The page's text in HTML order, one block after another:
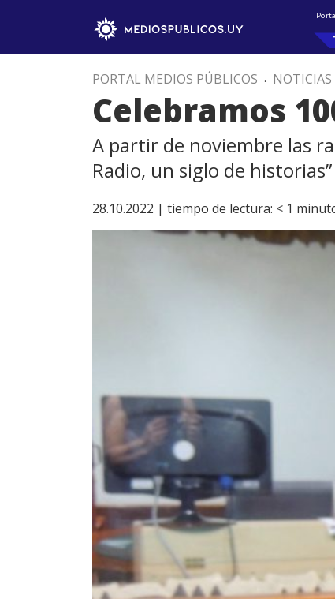
PORTAL MEDIOS PÚBLICOS . NOTICIAS
Celebramos
A partir de noviembre las
Radio, un siglo de historias”
28.10.2022 | tiempo de lectura: < 1